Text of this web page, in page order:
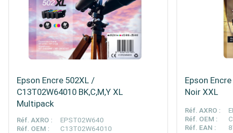
Epson Encre 502XL /
C13T02W64010 BK,C,M,Y XL
Multipack
Réf. AXRO :
EPST02W640
Réf. OEM :
C13T02W64010
Epson
Noir XXL
Réf. AXRO :
Réf. OEM :
Réf. EAN :